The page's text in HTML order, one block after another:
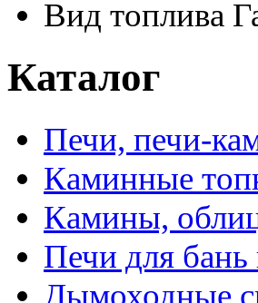
Вид топлива
Каталог
Печи, печи-
Каминные
Камины,
Печи для бань